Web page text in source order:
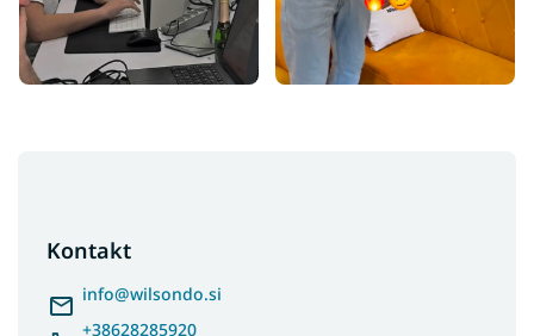
Kontakt
info@wilsondo.si
+38628285920